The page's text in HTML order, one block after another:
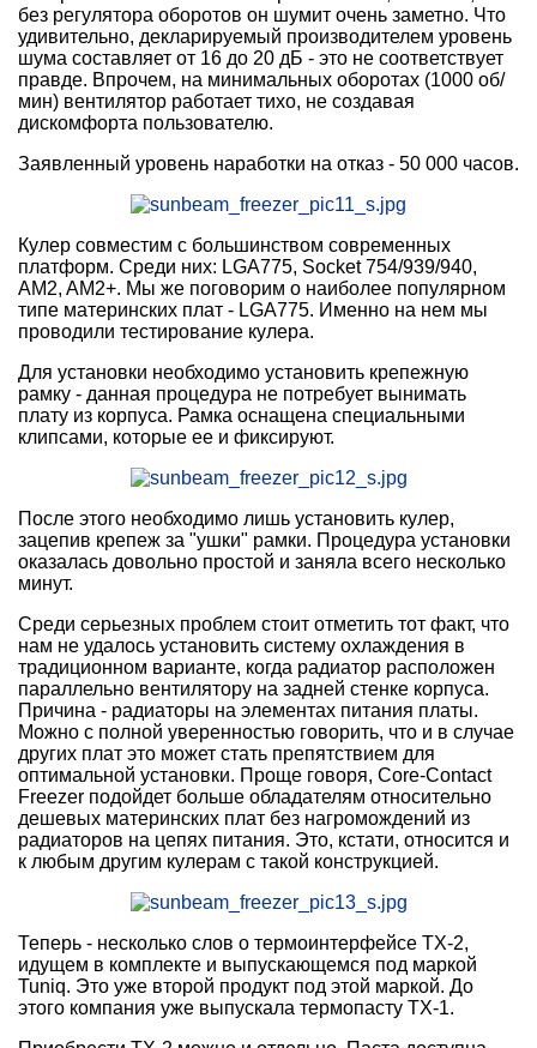
без регулятора оборотов он шумит очень заметно. Что
удивительно, декларируемый производителем уровень
шума составляет от 16 до 20 дБ - это не соответствует
правде. Впрочем, на минимальных оборотах (1000 об/
мин) вентилятор работает тихо, не создавая
дискомфорта пользователю.
Заявленный уровень наработки на отказ - 50 000 часов.
Кулер совместим с большинством современных
платформ. Среди них: LGA775, Socket 754/939/940,
AM2, AM2+. Мы же поговорим о наиболее популярном
типе материнских плат - LGA775. Именно на нем мы
проводили тестирование кулера.
Для установки необходимо установить крепежную
рамку - данная процедура не потребует вынимать
плату из корпуса. Рамка оснащена специальными
клипсами, которые ее и фиксируют.
После этого необходимо лишь установить кулер,
зацепив крепеж за "ушки" рамки. Процедура установки
оказалась довольно простой и заняла всего несколько
минут.
Среди серьезных проблем стоит отметить тот факт, что
нам не удалось установить систему охлаждения в
традиционном варианте, когда радиатор расположен
параллельно вентилятору на задней стенке корпуса.
Причина - радиаторы на элементах питания платы.
Можно с полной уверенностью говорить, что и в случае
других плат это может стать препятствием для
оптимальной установки. Проще говоря, Core-Contact
Freezer подойдет больше обладателям относительно
дешевых материнских плат без нагромождений из
радиаторов на цепях питания. Это, кстати, относится и
к любым другим кулерам с такой конструкцией.
Теперь - несколько слов о термоинтерфейсе TX-2,
идущем в комплекте и выпускающемся под маркой
Tuniq. Это уже второй продукт под этой маркой. До
этого компания уже выпускала термопасту TX-1.